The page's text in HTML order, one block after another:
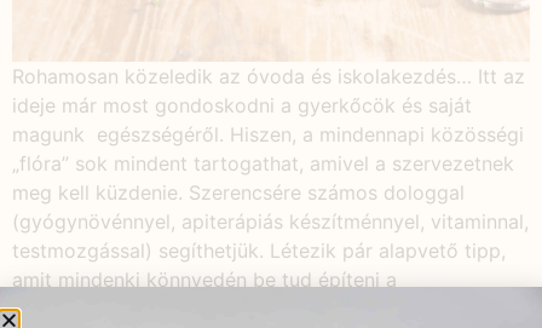
Rohamosan közeledik az óvoda és iskolakezdés… Itt az
ideje már most gondoskodni a gyerkőcök és saját
magunk egészségéről. Hiszen, a mindennapi közösségi
„flóra” sok mindent tartogathat, amivel a szervezetnek
meg kell küzdenie. Szerencsére számos dologgal
(gyógynövénnyel, apiterápiás készítménnyel, vitaminnal,
testmozgással) segíthetjük. Létezik pár alapvető tipp,
amit mindenki könnyedén be tud építeni a
mindennapokba: Sok időt […]